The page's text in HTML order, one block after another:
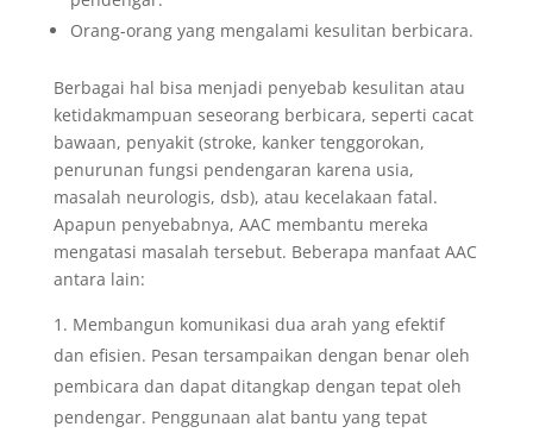
Orang-orang yang mengalami kesulitan berbicara.
Berbagai hal bisa menjadi penyebab kesulitan atau
ketidakmampuan seseorang berbicara, seperti cacat
bawaan, penyakit (stroke, kanker tenggorokan,
penurunan fungsi pendengaran karena usia,
masalah neurologis, dsb), atau kecelakaan fatal.
Apapun penyebabnya, AAC membantu mereka
mengatasi masalah tersebut. Beberapa manfaat AAC
antara lain:
Membangun komunikasi dua arah yang efektif
dan efisien. Pesan tersampaikan dengan benar oleh
pembicara dan dapat ditangkap dengan tepat oleh
pendengar. Penggunaan alat bantu yang tepat